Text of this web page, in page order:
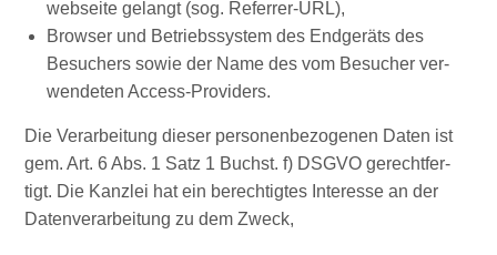
web­sei­te gelangt (sog. Referrer-URL),
Brow­ser und Betriebs­sys­tem des End­ge­räts des
Besu­chers sowie der Name des vom Besu­cher ver­
wen­de­ten Access-Providers.
Die Ver­ar­bei­tung die­ser per­so­nen­be­zo­ge­nen Daten ist
gem. Art. 6 Abs. 1 Satz 1 Buchst. f) DSGVO gerecht­fer­
tigt. Die Kanz­lei hat ein berech­tig­tes Inter­es­se an der
Daten­ver­ar­bei­tung zu dem Zweck,